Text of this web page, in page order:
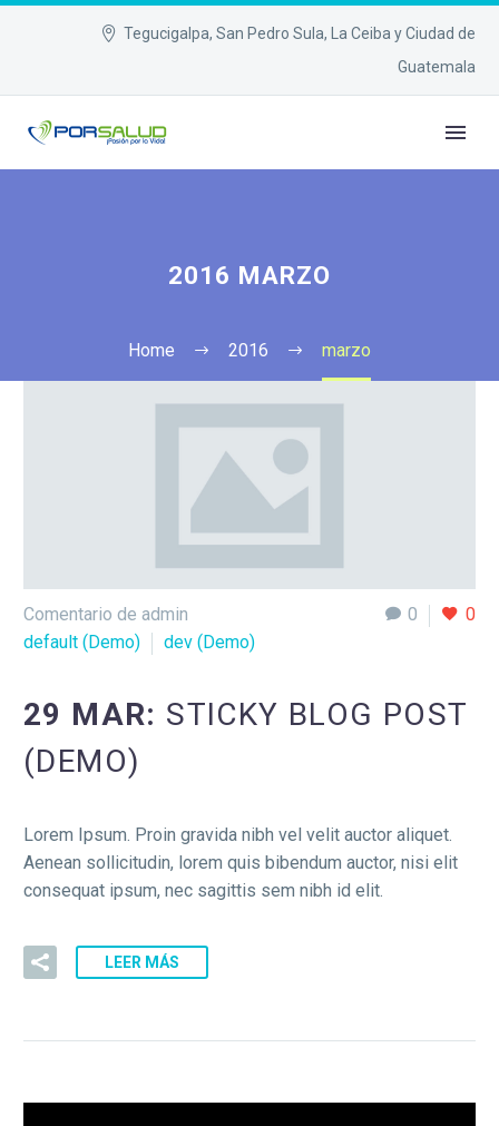
Tegucigalpa, San Pedro Sula, La Ceiba y Ciudad de
Guatemala
2016 MARZO
Home 2016 marzo
0 0
Comentario de admin
default (Demo)
dev (Demo)
29 MAR: STICKY BLOG POST
(DEMO)
Lorem Ipsum. Proin gravida nibh vel velit auctor aliquet.
Aenean sollicitudin, lorem quis bibendum auctor, nisi elit
consequat ipsum, nec sagittis sem nibh id elit.
LEER MÁS